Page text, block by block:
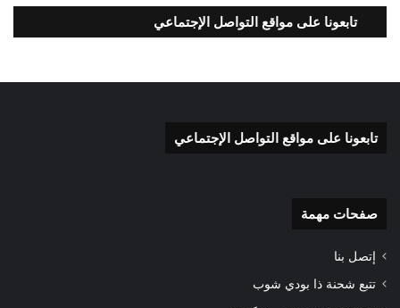
تابعونا على مواقع التواصل الإجتماعي
تابعونا على مواقع التواصل الإجتماعي
صفحات مهمة
إتصل بنا
تتبع شحنة ذا بودي شوب